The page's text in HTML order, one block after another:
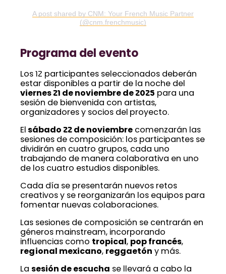
A post shared by CNM: Your French Music Partner
(@cnm.frenchmusic)
Programa del evento
Los 12 participantes seleccionados deberán
estar disponibles a partir de la noche del
viernes 21 de noviembre de 2025 para una
sesión de bienvenida con artistas,
organizadores y socios del proyecto.
El sábado 22 de noviembre comenzarán las
sesiones de composición: los participantes se
dividirán en cuatro grupos, cada uno
trabajando de manera colaborativa en uno
de los cuatro estudios disponibles.
Cada día se presentarán nuevos retos
creativos y se reorganizarán los equipos para
fomentar nuevas colaboraciones.
Las sesiones de composición se centrarán en
géneros mainstream, incorporando
influencias como tropical , pop francés,
regional mexicano, reggaetón y más.
La sesión de escucha se llevará a cabo la